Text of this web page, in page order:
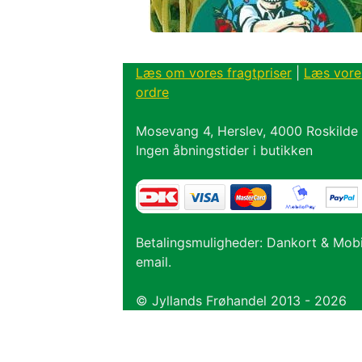
Læs om vores fragtpriser Læs
ordre
Mosevang 4, Herslev, 4000
Ingen åbningstider i butikken
Betalingsmuligheder: Dankort &
email.
© Jyllands Frøhandel 2013 - 2026